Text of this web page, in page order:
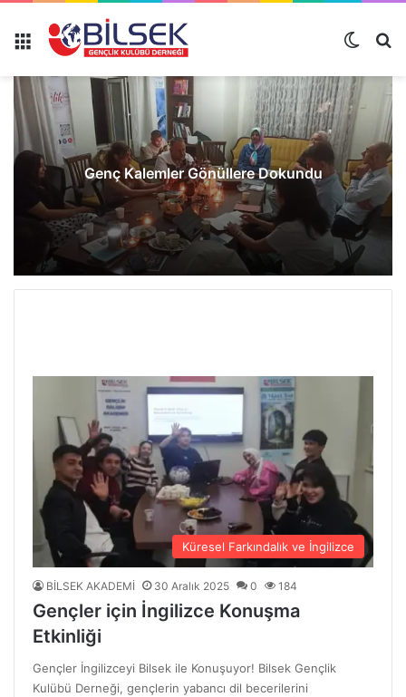
Genç Kalemler Gönüllere Dokundu
Küresel Farkındalık ve İngilizce
BİLSEK AKADEMİ 30 Aralık 2025 0 184
Gençler için İngilizce Konuşma
Etkinliği
Gençler İngilizceyi Bilsek ile Konuşuyor! Bilsek Gençlik
Kulübü Derneği, gençlerin yabancı dil becerilerini